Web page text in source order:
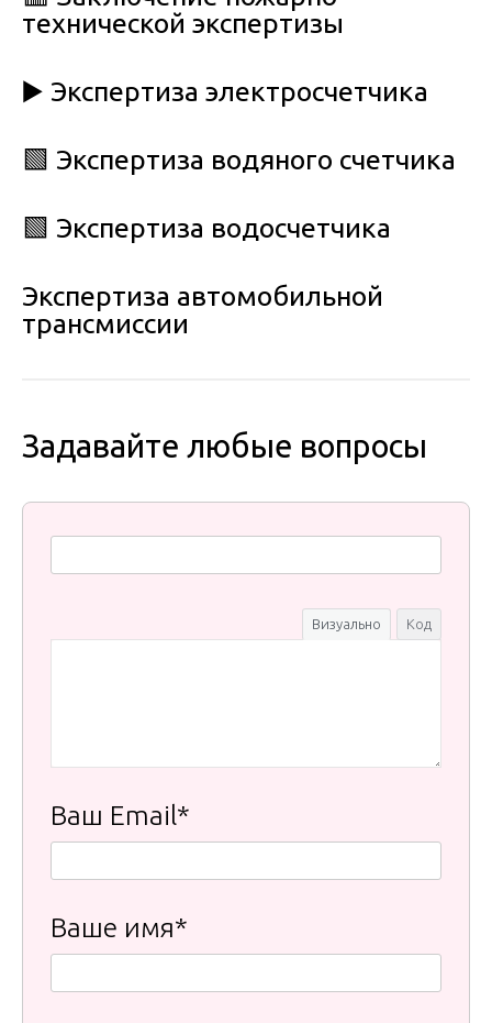
технической экспертизы
▶️ Экспертиза электросчетчика
🟩 Экспертиза водяного счетчика
🟩 Экспертиза водосчетчика
Экспертиза автомобильной
трансмиссии
Задавайте любые вопросы
Визуально Код
Ваш Email*
Ваше имя*